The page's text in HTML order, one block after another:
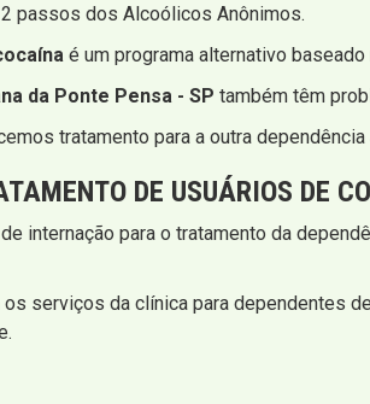
passos dos Alcoólicos Anônimos.
é um programa alternativo
da Ponte Pensa - SP também têm
tratamento para a outra
DE USUÁRIOS DE
internação para o tratamento da
serviços da clínica para dependentes